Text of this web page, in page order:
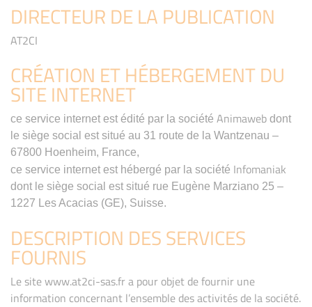
DIRECTEUR DE LA PUBLICATION
AT2CI
CRÉATION ET HÉBERGEMENT DU
SITE INTERNET
ce service internet est édité par la société Animaweb dont
le siège social est situé au 31 route de la Wantzenau –
67800 Hoenheim, France,
ce service internet est hébergé par la société Infomaniak
dont le siège social est situé rue Eugène Marziano 25 –
1227 Les Acacias (GE), Suisse.
DESCRIPTION DES SERVICES
FOURNIS
Le site www.at2ci-sas.fr a pour objet de fournir une
information concernant l’ensemble des activités de la société.